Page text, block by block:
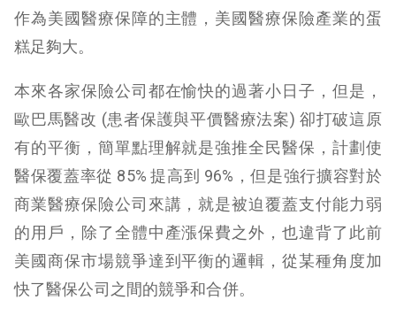
作為美國醫療保障的主體，美國醫療保險產業的蛋
糕足夠大。
本來各家保險公司都在愉快的過著小日子，但是，
歐巴馬醫改 (患者保護與平價醫療法案) 卻打破這原
有的平衡，簡單點理解就是強推全民醫保，計劃使
醫保覆蓋率從 85% 提高到 96%，但是強行擴容對於
商業醫療保險公司來講，就是被迫覆蓋支付能力弱
的用戶，除了全體中產漲保費之外，也違背了此前
美國商保市場競爭達到平衡的邏輯，從某種角度加
快了醫保公司之間的競爭和合併。